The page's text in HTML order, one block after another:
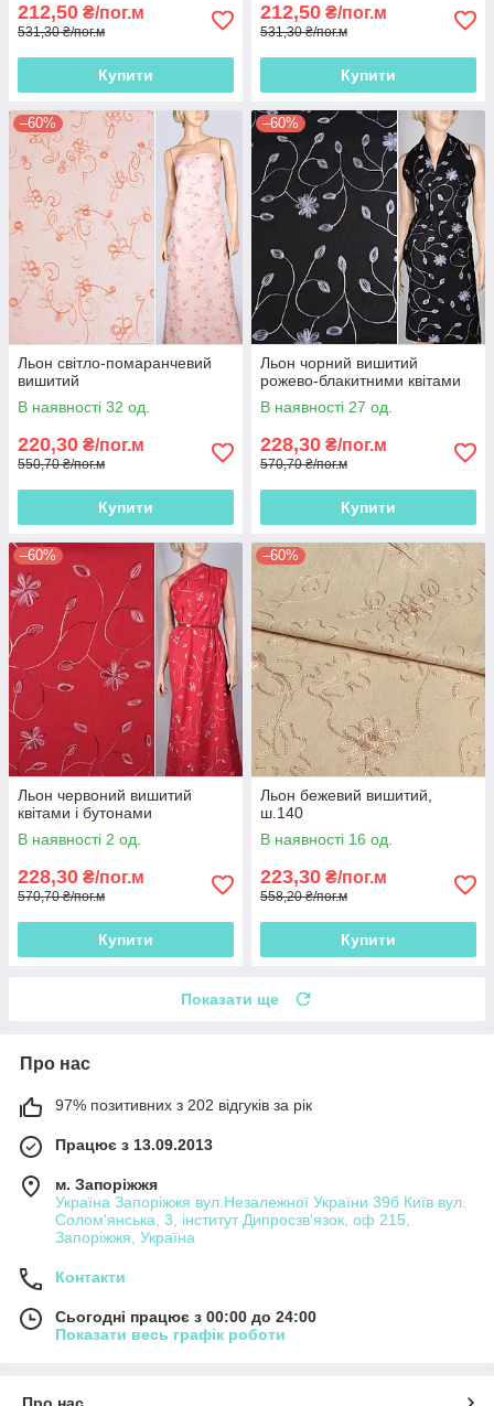
212,50 ₴/пог.м
531,30 ₴/пог.м
Купити
212,50 ₴/пог.м
531,30 ₴/пог.м
Купити
–60%
Льон світло-помаранчевий
вишитий
В наявності 32 од.
220,30 ₴/пог.м
550,70 ₴/пог.м
Купити
–60%
Льон чорний вишитий
рожево-блакитними квітами
В наявності 27 од.
228,30 ₴/пог.м
570,70 ₴/пог.м
Купити
–60%
Льон червоний вишитий
квітами і бутонами
В наявності 2 од.
228,30 ₴/пог.м
570,70 ₴/пог.м
Купити
–60%
Льон бежевий вишитий,
ш.140
В наявності 16 од.
223,30 ₴/пог.м
558,20 ₴/пог.м
Купити
Показати ще
Про нас
97% позитивних з 202 відгуків за рік
Працює з 13.09.2013
м. Запоріжжя
Україна Запоріжжя вул.Незалежної України 39б Київ вул.
Солом'янська, 3, інститут Дипросзв'язок, оф 215,
Запоріжжя, Україна
Контакти
Сьогодні працює з 00:00 до 24:00
Показати весь графік роботи